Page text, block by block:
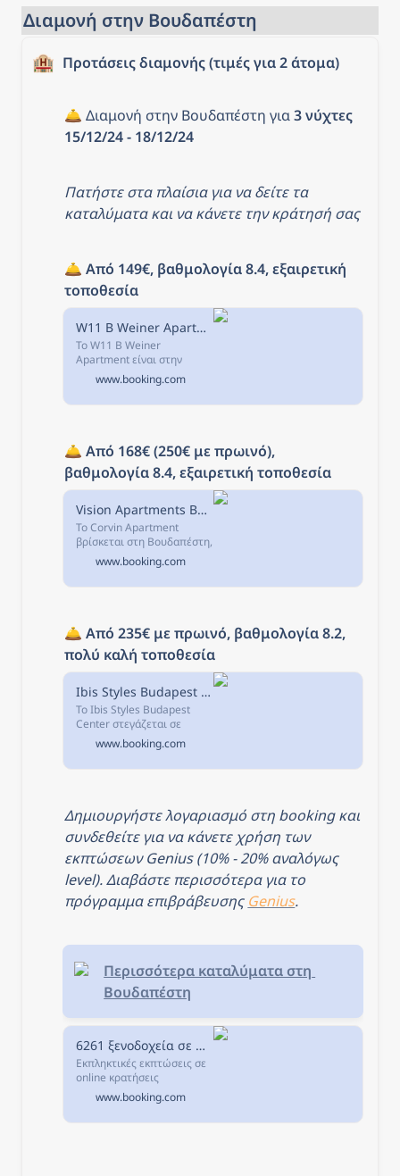
Keep your travel plans
flexible - book your spot
Διαμονή στην Βουδαπέστη
🏨 Προτάσεις διαμονής (τιμές για 2 άτομα)
🛎️ Διαμονή στην Βουδαπέστη για 3 νύχτες
15/12/24 - 18/12/24
Πατήστε στα πλαίσια για να δείτε τα
καταλύματα και να κάνετε την κράτησή σας
🛎️ Από 149€, βαθμολογία 8.4, εξαιρετική
τοποθεσία
W11 B Weiner Apartment, Βουδαπέστη, Ουγγαρία
Το W11 B Weiner
Apartment είναι στην
καρδιά του προορισμού
Βουδαπέστη είναι
κλιματιζόμενο κατάλυμα
οθόνης.
www.booking.com
🛎️ Από 168€ (250€ με πρωινό),
βαθμολογία 8.4, εξαιρετική τοποθεσία
Vision Apartments Budapest, Βουδαπέστη, Ουγγαρία
Το Corvin Apartment
βρίσκεται στη Βουδαπέστη,
στη μοντέρνα εμπορική
αστική περιοχή Corvin
Setany της Πέστης, και
www.booking.com
🛎️ Από 235€ με πρωινό, βαθμολογία 8.2,
πολύ καλή τοποθεσία
Ibis Styles Budapest Center, Βουδαπέστη, Ουγγαρία
Το Ibis Styles Budapest
Center στεγάζεται σε
πλήρως ανακαινισμένο
κτήριο που χρονολογείται
από τα τέλη του 19ου
www.booking.com
Δημιουργήστε λογαριασμό στη booking και
συνδεθείτε για να κάνετε χρήση των
εκπτώσεων Genius (10% - 20% αναλόγως
level). Διαβάστε περισσότερα για το
πρόγραμμα επιβράβευσης Genius.
Περισσότερα καταλύματα στη
Βουδαπέστη
6261 ξενοδοχεία σε Βουδαπέστη, Ουγγαρία.
Εκπληκτικές εκπτώσεις σε
online κρατήσεις
ξενοδοχείων σε
Βουδαπέστη, Ουγγαρία.
Διαθεσιμότητα και
www.booking.com